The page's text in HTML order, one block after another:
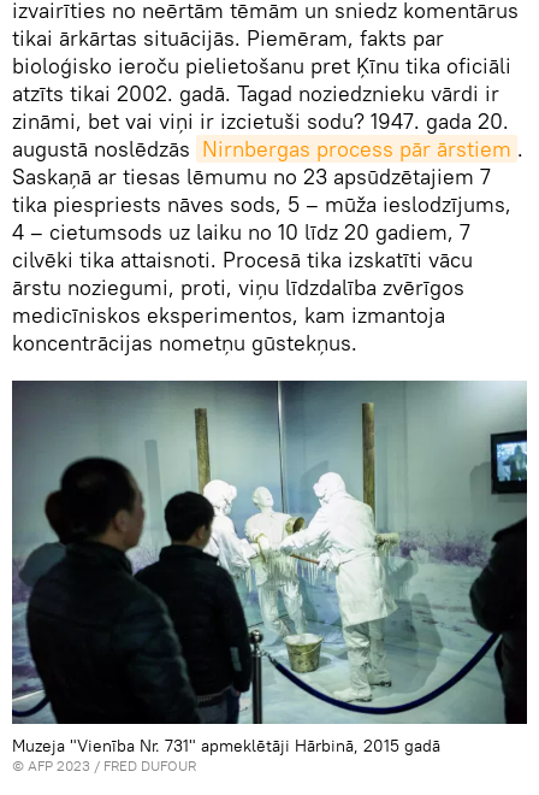
izvairīties no neērtām tēmām un sniedz komentārus
tikai ārkārtas situācijās. Piemēram, fakts par
bioloģisko ieroču pielietošanu pret Ķīnu tika oficiāli
atzīts tikai 2002. gadā. Tagad noziedznieku vārdi ir
zināmi, bet vai viņi ir izcietuši sodu? 1947. gada 20.
augustā noslēdzās Nirnbergas process pār ārstiem .
Saskaņā ar tiesas lēmumu no 23 apsūdzētajiem 7
tika piespriests nāves sods, 5 – mūža ieslodzījums,
4 – cietumsods uz laiku no 10 līdz 20 gadiem, 7
cilvēki tika attaisnoti. Procesā tika izskatīti vācu
ārstu noziegumi, proti, viņu līdzdalība zvērīgos
medicīniskos eksperimentos, kam izmantoja
koncentrācijas nometņu gūstekņus.
Muzeja "Vienība Nr. 731" apmeklētāji Hārbinā, 2015 gadā
© AFP 2023 / FRED DUFOUR